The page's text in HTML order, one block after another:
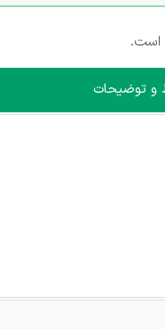
است.
و توضیحات